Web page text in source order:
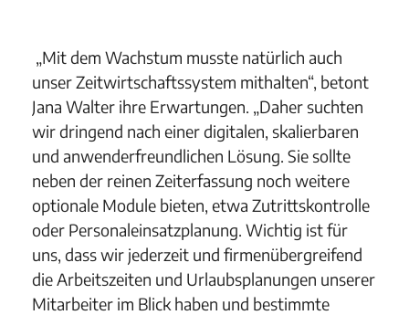
„Mit dem Wachstum musste natürlich auch
unser Zeitwirtschaftssystem mithalten“, betont
Jana Walter ihre Erwartungen. „Daher suchten
wir dringend nach einer digitalen, skalierbaren
und anwenderfreundlichen Lösung. Sie sollte
neben der reinen Zeiterfassung noch weitere
optionale Module bieten, etwa Zutrittskontrolle
oder Personaleinsatzplanung. Wichtig ist für
uns, dass wir jederzeit und firmenübergreifend
die Arbeitszeiten und Urlaubsplanungen unserer
Mitarbeiter im Blick haben und bestimmte